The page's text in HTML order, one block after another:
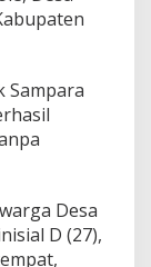
Sampara
Desa
D (27),